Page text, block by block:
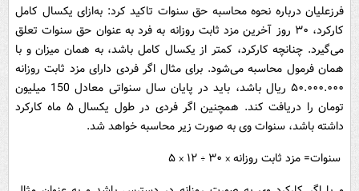
فرزعلیان درباره نحوه محاسبه حق سنوات تاکید کرد: به‌ازای یکسال کامل
کارکرد، ۳۰ روز آخرین مزد ثابت روزانه به فرد به عنوان حق سنوات تعلق
می‌گیرد. چنانچه کارکرد، کمتر از یکسال کامل باشد، به همان میزان و با
همان فرمول محاسبه می‌شود. برای مثال اگر فردی دارای مزد ثابت روزانه
۵۰.۰۰۰.۰۰۰ ریال باشد، باید در پایان سال سنواتی معادل 150 میلیون
تومان را دریافت کند. همچنین اگر فردی در طول یکسال ۵ ماه کارکرد
داشته باشد، سنوات وی به صورت زیر محاسبه خواهد شد.
سنوات= مزد ثابت روزانه × ۳۰ ÷ ۱۲ × ۵